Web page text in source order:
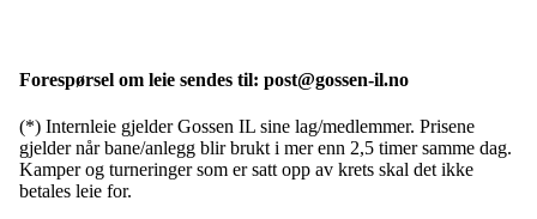
Forespørsel om leie sendes til: post@gossen-il.no
(*) Internleie gjelder Gossen IL sine lag/medlemmer. Prisene
gjelder når bane/anlegg blir brukt i mer enn 2,5 timer samme dag.
Kamper og turneringer som er satt opp av krets skal det ikke
betales leie for.